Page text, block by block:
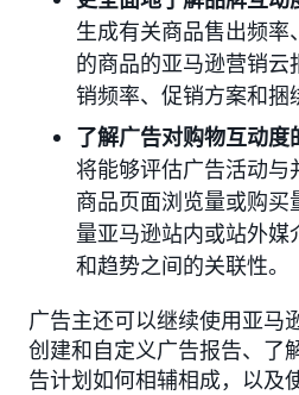
生成有关商品售出频率
的商品的亚马逊营销云
销频率、促销方案和捆
了解广告对购物互动度
将能够评估广告活动与
商品页面浏览量或购
量亚马逊站内或站外
和趋势之间的关联性。
广告主还可以继续使用亚马
创建和自定义广告报告、了
告计划如何相辅相成，以及